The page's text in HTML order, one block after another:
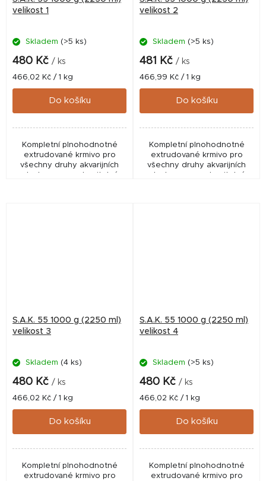
velikost 1
Skladem (>5 ks)
480 Kč / ks
Měrná
cena:
466,02 Kč / 1 kg
Do košíku
Kompletní plnohodnotné
extrudované krmivo pro
všechny druhy akvarijních
ryb. Je vysoce stravitelné,
velikost 2
Skladem (>5 ks)
481 Kč / ks
Měrná
cena:
466,99 Kč / 1 kg
Do košíku
Kompletní plnohodnotné
extrudované krmivo pro
všechny druhy akvarijních
ryb. Je vysoce stravitelné,
S.A.K. 55 1000 g (2250 ml)
velikost 3
Skladem (4 ks)
480 Kč / ks
Měrná
cena:
466,02 Kč / 1 kg
Do košíku
Kompletní plnohodnotné
extrudované krmivo pro
S.A.K. 55 1000 g (2250 ml)
velikost 4
Skladem (>5 ks)
480 Kč / ks
Měrná
cena:
466,02 Kč / 1 kg
Do košíku
Kompletní plnohodnotné
extrudované krmivo pro